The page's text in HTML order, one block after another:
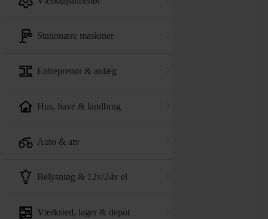
stationære maskiner
entreprenør & anlæg
hus, have & landbrug
auto & atv
belysning & 12v/24v el
værksted, lager & depot